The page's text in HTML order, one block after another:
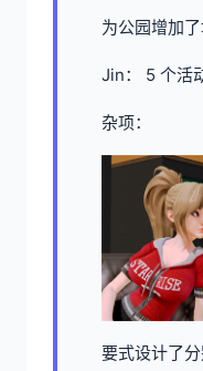
为公园增加
Jin： 5 个活
杂项：
要式设计了